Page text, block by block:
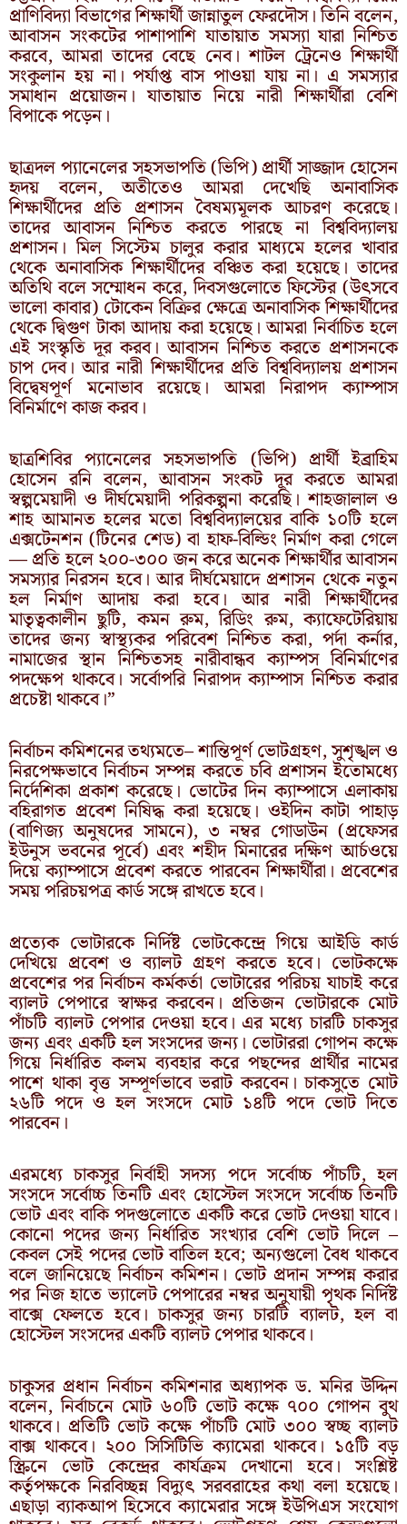
প্রাণিবিদ্যা বিভাগের শিক্ষার্থী জান্নাতুল ফেরদৌস। তিনি বলেন,
আবাসন সংকটের পাশাপাশি যাতায়াত সমস্যা যারা নিশ্চিত
করবে, আমরা তাদের বেছে নেব। শাটল ট্রেনেও শিক্ষার্থী
সংকুলান হয় না। পর্যাপ্ত বাস পাওয়া যায় না। এ সমস্যার
সমাধান প্রয়োজন। যাতায়াত নিয়ে নারী শিক্ষার্থীরা বেশি
বিপাকে পড়েন।
ছাত্রদল প্যানেলের সহসভাপতি (ভিপি) প্রার্থী সাজ্জাদ হোসেন
হৃদয় বলেন, অতীতেও আমরা দেখেছি অনাবাসিক
শিক্ষার্থীদের প্রতি প্রশাসন বৈষম্যমূলক আচরণ করেছে।
তাদের আবাসন নিশ্চিত করতে পারছে না বিশ্ববিদ্যালয়
প্রশাসন। মিল সিস্টেম চালুর করার মাধ্যমে হলের খাবার
থেকে অনাবাসিক শিক্ষার্থীদের বঞ্চিত করা হয়েছে। তাদের
অতিথি বলে সম্মোধন করে, দিবসগুলোতে ফিস্টের (উৎসবে
ভালো কাবার) টোকেন বিক্রির ক্ষেত্রে অনাবাসিক শিক্ষার্থীদের
থেকে দ্বিগুণ টাকা আদায় করা হয়েছে। আমরা নির্বাচিত হলে
এই সংস্কৃতি দূর করব। আবাসন নিশ্চিত করতে প্রশাসনকে
চাপ দেব। আর নারী শিক্ষার্থীদের প্রতি বিশ্ববিদ্যালয় প্রশাসন
বিদ্বেষপূর্ণ মনোভাব রয়েছে। আমরা নিরাপদ ক্যাম্পাস
বিনির্মাণে কাজ করব।
ছাত্রশিবির প্যানেলের সহসভাপতি (ভিপি) প্রার্থী ইব্রাহিম
হোসেন রনি বলেন, আবাসন সংকট দূর করতে আমরা
স্বল্পমেয়াদী ও দীর্ঘমেয়াদী পরিকল্পনা করেছি। শাহজালাল ও
শাহ আমানত হলের মতো বিশ্ববিদ্যালয়ের বাকি ১০টি হলে
এক্সটেনশন (টিনের শেড) বা হাফ-বিল্ডিং নির্মাণ করা গেলে
— প্রতি হলে ২০০-৩০০ জন করে অনেক শিক্ষার্থীর আবাসন
সমস্যার নিরসন হবে। আর দীর্ঘমেয়াদে প্রশাসন থেকে নতুন
হল নির্মাণ আদায় করা হবে। আর নারী শিক্ষার্থীদের
মাতৃত্বকালীন ছুটি, কমন রুম, রিডিং রুম, ক্যাফেটেরিয়ায়
তাদের জন্য স্বাস্থ্যকর পরিবেশ নিশ্চিত করা, পর্দা কর্নার,
নামাজের স্থান নিশ্চিতসহ নারীবান্ধব ক্যাম্পস বিনির্মাণের
পদক্ষেপ থাকবে। সর্বোপরি নিরাপদ ক্যাম্পাস নিশ্চিত করার
প্রচেষ্টা থাকবে।”
নির্বাচন কমিশনের তথ্যমতে– শান্তিপূর্ণ ভোটগ্রহণ, সুশৃঙ্খল ও
নিরপেক্ষভাবে নির্বাচন সম্পন্ন করতে চবি প্রশাসন ইতোমধ্যে
নির্দেশিকা প্রকাশ করেছে। ভোটের দিন ক্যাম্পাসে এলাকায়
বহিরাগত প্রবেশ নিষিদ্ধ করা হয়েছে। ওইদিন কাটা পাহাড়
(বাণিজ্য অনুষদের সামনে), ৩ নম্বর গোডাউন (প্রফেসর
ইউনুস ভবনের পূর্বে) এবং শহীদ মিনারের দক্ষিণ আর্চওয়ে
দিয়ে ক্যাম্পাসে প্রবেশ করতে পারবেন শিক্ষার্থীরা। প্রবেশের
সময় পরিচয়পত্র কার্ড সঙ্গে রাখতে হবে।
প্রত্যেক ভোটারকে নির্দিষ্ট ভোটকেন্দ্রে গিয়ে আইডি কার্ড
দেখিয়ে প্রবেশ ও ব্যালট গ্রহণ করতে হবে। ভোটকক্ষে
প্রবেশের পর নির্বাচন কর্মকর্তা ভোটারের পরিচয় যাচাই করে
ব্যালট পেপারে স্বাক্ষর করবেন। প্রতিজন ভোটারকে মোট
পাঁচটি ব্যালট পেপার দেওয়া হবে। এর মধ্যে চারটি চাকসুর
জন্য এবং একটি হল সংসদের জন্য। ভোটাররা গোপন কক্ষে
গিয়ে নির্ধারিত কলম ব্যবহার করে পছন্দের প্রার্থীর নামের
পাশে থাকা বৃত্ত সম্পূর্ণভাবে ভরাট করবেন। চাকসুতে মোট
২৬টি পদে ও হল সংসদে মোট ১৪টি পদে ভোট দিতে
পারবেন।
এরমধ্যে চাকসুর নির্বাহী সদস্য পদে সর্বোচ্চ পাঁচটি, হল
সংসদে সর্বোচ্চ তিনটি এবং হোস্টেল সংসদে সর্বোচ্চ তিনটি
ভোট এবং বাকি পদগুলোতে একটি করে ভোট দেওয়া যাবে।
কোনো পদের জন্য নির্ধারিত সংখ্যার বেশি ভোট দিলে –
কেবল সেই পদের ভোট বাতিল হবে; অন্যগুলো বৈধ থাকবে
বলে জানিয়েছে নির্বাচন কমিশন। ভোট প্রদান সম্পন্ন করার
পর নিজ হাতে ভ্যালেট পেপারের নম্বর অনুযায়ী পৃথক নির্দিষ্ট
বাক্সে ফেলতে হবে। চাকসুর জন্য চারটি ব্যালট, হল বা
হোস্টেল সংসদের একটি ব্যালট পেপার থাকবে।
চাকুসর প্রধান নির্বাচন কমিশনার অধ্যাপক ড. মনির উদ্দিন
বলেন, নির্বাচনে মোট ৬০টি ভোট কক্ষে ৭০০ গোপন বুথ
থাকবে। প্রতিটি ভোট কক্ষে পাঁচটি মোট ৩০০ স্বচ্ছ ব্যালট
বাক্স থাকবে। ২০০ সিসিটিভি ক্যামেরা থাকবে। ১৫টি বড়
স্ক্রিনে ভোট কেন্দ্রের কার্যক্রম দেখানো হবে। সংশ্লিষ্ট
কর্তৃপক্ষকে নিরবিচ্ছন্ন বিদ্যুৎ সরবরাহের কথা বলা হয়েছে।
এছাড়া ব্যাকআপ হিসেবে ক্যামেরার সঙ্গে ইউপিএস সংযোগ